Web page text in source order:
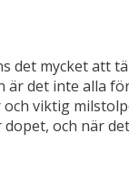
mycket att
är det inte alla
viktig
och när